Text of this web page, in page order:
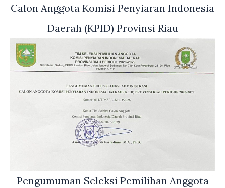
Calon Anggota Komisi Penyiaran Indonesia
Daerah (KPID) Provinsi Riau
Pengumuman Seleksi Pemilihan Anggota